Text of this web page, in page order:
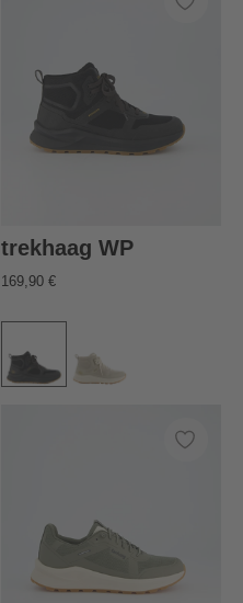
trekhaag WP
169,90 €